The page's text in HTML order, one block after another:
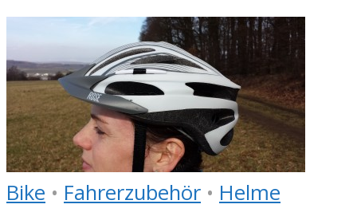
Bike • Fahrerzubehör • Helme